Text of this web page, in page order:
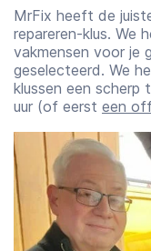
MrFix heeft de
repareren-klus. We
vakmensen voor je
geselecteerd. We
klussen een scherp
uur (of eerst een